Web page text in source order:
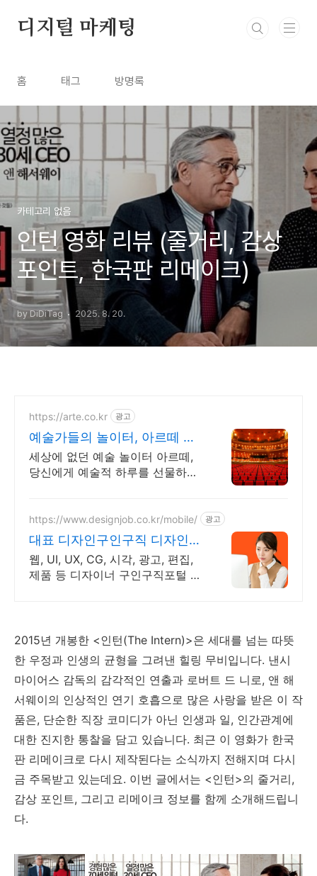
디지털 마케팅
홈 태그 방명록
카테고리 없음
인턴 영화 리뷰 (줄거리, 감상
포인트, 한국판 리메이크)
by DiDiTag 2025. 8. 20.
https://arte.co.kr 광고
예술가들의 놀이터, 아르떼 대
한민국 문화예술 플랫폼
세상에 없던 예술 놀이터 아르떼,
당신에게 예술적 하루를 선물하세
수 있습니다.
https://www.designjob.co.kr/mobile/ 광고
대표 디자인구인구직 디자인잡
대표 디자인 취업포털
웹, UI, UX, CG, 시각, 광고, 편집,
제품 등 디자이너 구인구직포털 압
2015년 개봉한 <인턴(The Intern)>은 세대를 넘는 따뜻
한 우정과 인생의 균형을 그려낸 힐링 무비입니다. 낸시
마이어스 감독의 감각적인 연출과 로버트 드 니로, 앤 해
서웨이의 인상적인 연기 호흡으로 많은 사랑을 받은 이 작
품은, 단순한 직장 코미디가 아닌 인생과 일, 인간관계에
대한 진지한 통찰을 담고 있습니다. 최근 이 영화가 한국
판 리메이크로 다시 제작된다는 소식까지 전해지며 다시
금 주목받고 있는데요. 이번 글에서는 <인턴>의 줄거리,
감상 포인트, 그리고 리메이크 정보를 함께 소개해드립니
다.